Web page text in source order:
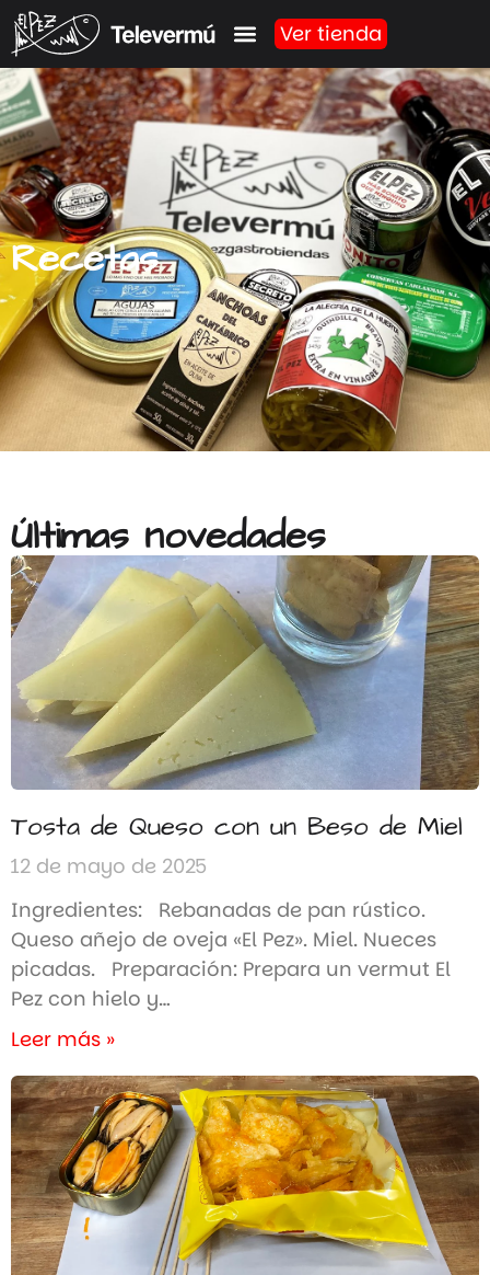
Ver tienda
Recetas
Últimas novedades
Tosta de Queso con un Beso de Miel
12 de mayo de 2025
Ingredientes: Rebanadas de pan rústico.
Queso añejo de oveja «El Pez». Miel. Nueces
picadas. Preparación: Prepara un vermut El
Pez con hielo y…
Leer más »